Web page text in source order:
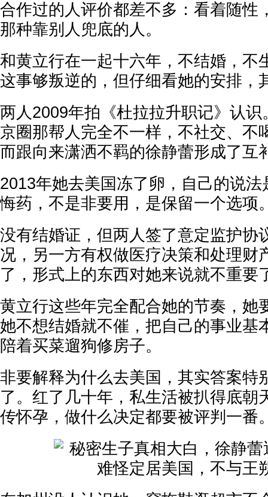
合作过的人评价都差不多：看着随性
那种靠别人兜底的人。
和黄立行在一起十六年，不结婚，不
这事够叛逆的，但仔细看她的安排，
两人2009年拍《杜拉拉升职记》认
京圈那帮人完全不一样，不社交、不
而跟向来潇洒不羁的徐静蕾形成了互
2013年她去美国冻了卵，自己的说
悔药，不是非要用，是保留一个选项
没有结婚证，但两人签了意定监护协
况，另一方有权做医疗决策和处理财
了，形式上的东西对她来说就不重要
黄立行这些年完全配合她的节奏，她
她不想结婚就不催，把自己的事业基
陪着买菜遛狗修房子。
非要解释为什么去美国，其实答案特
了。红了几十年，私生活被扒得底朝
传怀孕，做什么决定都要被评判一番